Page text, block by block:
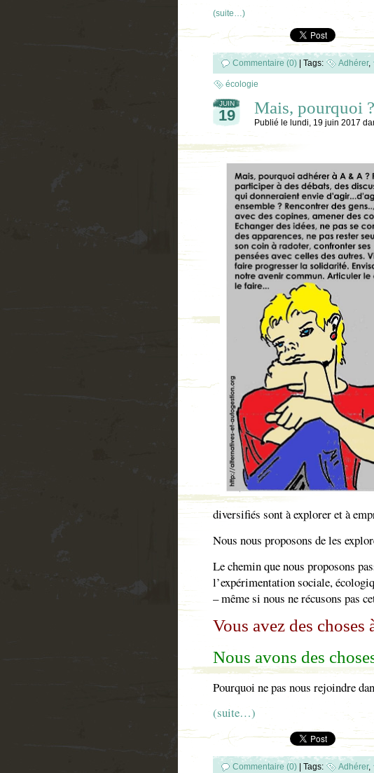
(suite…)
Commentaire (0) Tags: Adhérer,
écologie
JUIN
19 Mais, pourquoi ?
Publié le lundi, 19 juin 2017
diversifiés sont à explorer et à
Nous nous proposons de les
Le chemin que nous proposons
l’expérimentation sociale,
– même si nous ne récusons pas
Vous avez des choses
Nous avons des
Pourquoi ne pas nous rejoindre
(suite…)
Commentaire (0) Tags: Adhérer,